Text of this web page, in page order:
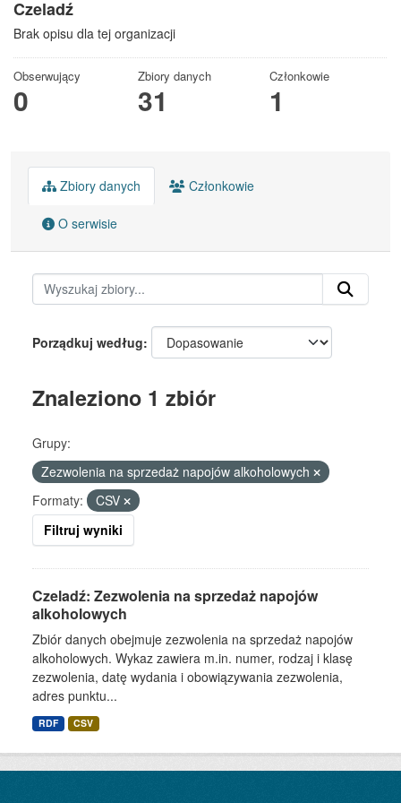
Czeladź
Brak opisu dla tej organizacji
Obserwujący
0
Zbiory danych
31
Członkowie
1
Zbiory danych Członkowie
O serwisie
Porządkuj według
Znaleziono 1 zbiór
Grupy:
Zezwolenia na sprzedaż napojów alkoholowych
Formaty:
CSV
Filtruj wyniki
Czeladź: Zezwolenia na sprzedaż napojów
alkoholowych
Zbiór danych obejmuje zezwolenia na sprzedaż napojów
alkoholowych. Wykaz zawiera m.in. numer, rodzaj i klasę
zezwolenia, datę wydania i obowiązywania zezwolenia,
adres punktu...
RDF CSV